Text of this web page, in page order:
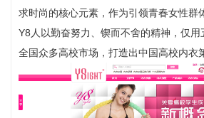
求时尚的核心元素，作为引领青春女性群
Y8人以勤奋努力、锲而不舍的精神，仅
全国众多高校市场，打造出中国高校内衣